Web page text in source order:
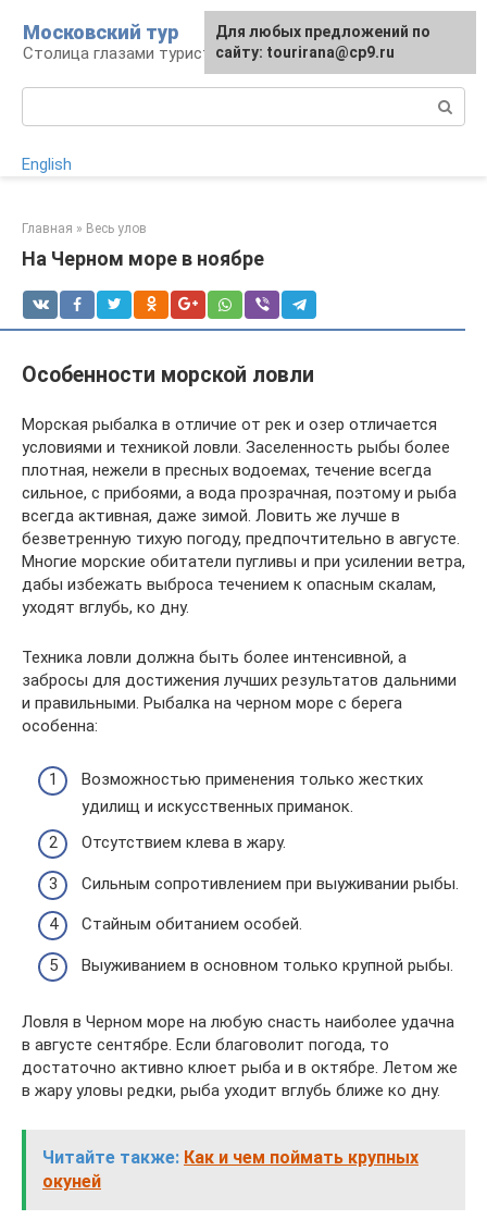
контенту
Московский тур
Столица глазами туриста
English
Главная » Весь улов
На Черном море в ноябре
Особенности морской ловли
Морская рыбалка в отличие от рек и озер отличается
условиями и техникой ловли. Заселенность рыбы более
плотная, нежели в пресных водоемах, течение всегда
сильное, с прибоями, а вода прозрачная, поэтому и рыба
всегда активная, даже зимой. Ловить же лучше в
безветренную тихую погоду, предпочтительно в августе.
Многие морские обитатели пугливы и при усилении ветра,
дабы избежать выброса течением к опасным скалам,
уходят вглубь, ко дну.
Техника ловли должна быть более интенсивной, а
забросы для достижения лучших результатов дальними
и правильными. Рыбалка на черном море с берега
особенна:
Возможностью применения только жестких
удилищ и искусственных приманок.
Отсутствием клева в жару.
Сильным сопротивлением при выуживании рыбы.
Стайным обитанием особей.
Выуживанием в основном только крупной рыбы.
Ловля в Черном море на любую снасть наиболее удачна
в августе сентябре. Если благоволит погода, то
достаточно активно клюет рыба и в октябре. Летом же
в жару уловы редки, рыба уходит вглубь ближе ко дну.
Читайте также: Как и чем поймать крупных
окуней
Для любых предложений по
сайту: tourirana@cp9.ru